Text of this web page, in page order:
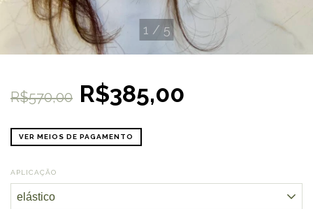
1 / 5
R$570,00 R$385,00
VER MEIOS DE PAGAMENTO
APLICAÇÃO